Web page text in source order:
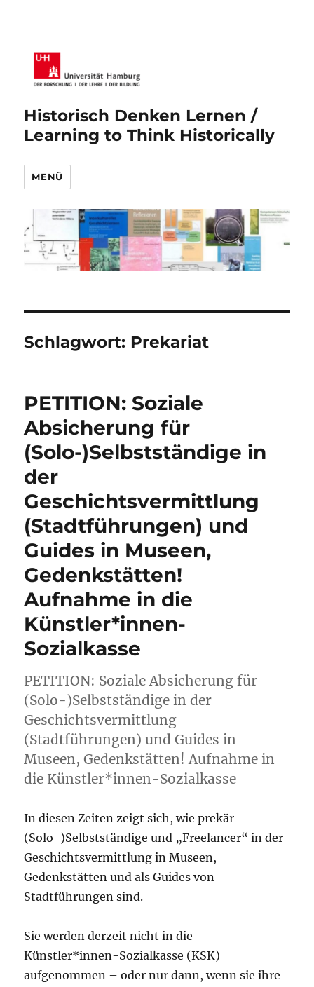
Historisch Denken Lernen /
Learning to Think Historically
MENÜ
Schlagwort: Prekariat
PETITION: Soziale
Absicherung für
(Solo-)Selbstständige in
der
Geschichtsvermittlung
(Stadtführungen) und
Guides in Museen,
Gedenkstätten!
Aufnahme in die
Künstler*innen-
Sozialkasse
PETITION: Soziale Absicherung für
(Solo-)Selbstständige in der
Geschichtsvermittlung
(Stadtführungen) und Guides in
Museen, Gedenkstätten! Aufnahme in
die Künstler*innen-Sozialkasse
In diesen Zeiten zeigt sich, wie prekär
(Solo-)Selbstständige und „Freelancer“ in der
Geschichtsvermittlung in Museen,
Gedenkstätten und als Guides von
Stadtführungen sind.
Sie werden derzeit nicht in die
Künstler*innen-Sozialkasse (KSK)
aufgenommen – oder nur dann, wenn sie ihre